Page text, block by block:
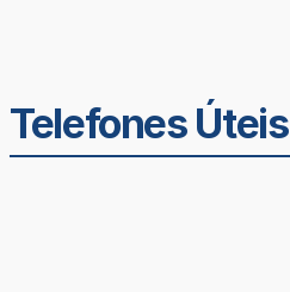
Telefones Úteis